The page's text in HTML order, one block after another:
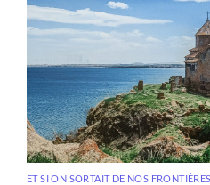
ET SI ON SORTAIT DE NOS FRONTIÈRES